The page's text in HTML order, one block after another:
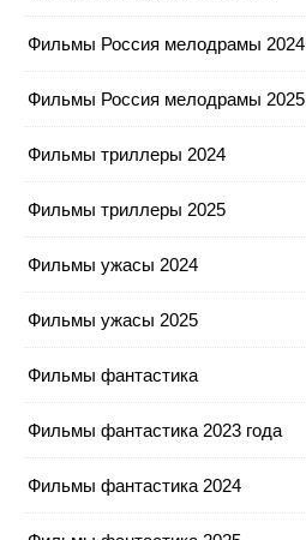
Фильмы Россия мелодрамы 2024
Фильмы Россия мелодрамы 2025
Фильмы триллеры 2024
Фильмы триллеры 2025
Фильмы ужасы 2024
Фильмы ужасы 2025
Фильмы фантастика
Фильмы фантастика 2023 года
Фильмы фантастика 2024